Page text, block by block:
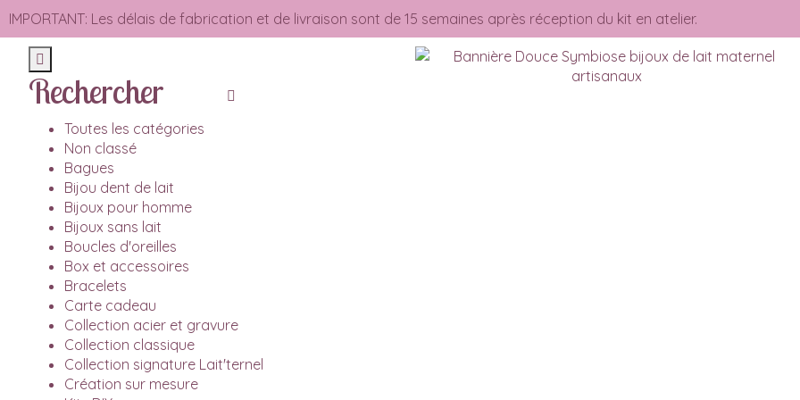
IMPORTANT: Les délais de fabrication et de livraison sont de 15 semaines après réception du kit en atelier.
Rechercher
Toutes les catégories
Non classé
Bagues
Bijou dent de lait
Bijoux pour homme
Bijoux sans lait
Boucles d'oreilles
Box et accessoires
Bracelets
Carte cadeau
Collection acier et gravure
Collection classique
Collection signature Lait'ternel
Création sur mesure